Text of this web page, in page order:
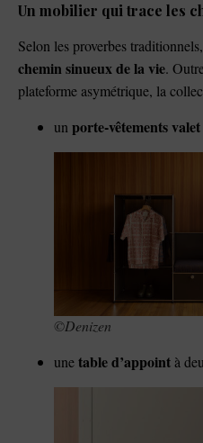
Un mobilier qui trace les
Selon les proverbes
chemin sinueux de la vie.
plateforme asymétrique, la
un porte-vêtements valet
©Denizen
unetable d’appointà